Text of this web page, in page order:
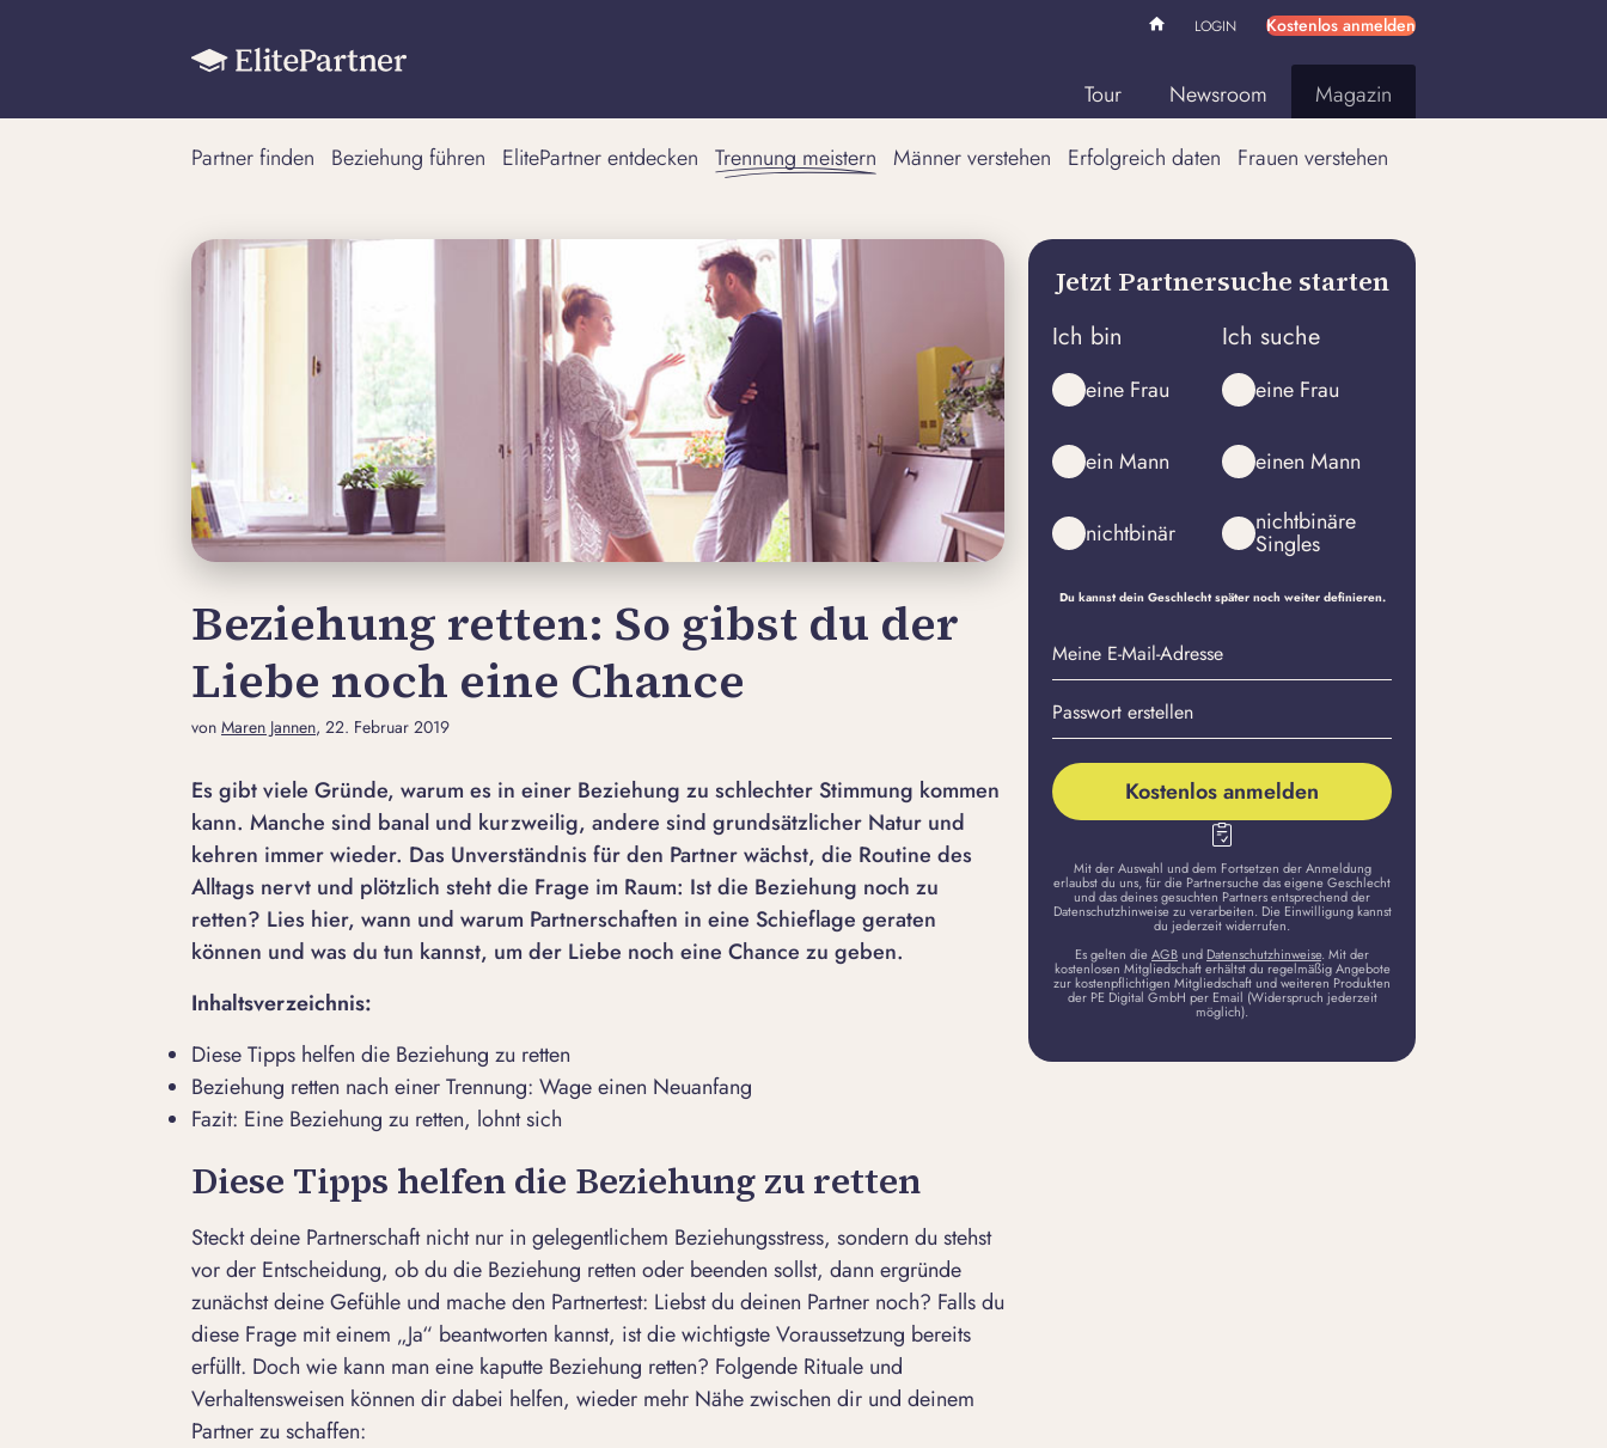
LOGIN Kostenlos anmelden
Tour Newsroom Magazin
Partner finden Beziehung führen ElitePartner entdecken Trennung meistern Männer verstehen Erfolgreich daten Frauen verstehen
Beziehung retten: So gibst du der
Liebe noch eine Chance
von Maren Jannen, 22. Februar 2019
Es gibt viele Gründe, warum es in einer Beziehung zu schlechter Stimmung kommen
kann. Manche sind banal und kurzweilig, andere sind grundsätzlicher Natur und
kehren immer wieder. Das Unverständnis für den Partner wächst, die Routine des
Alltags nervt und plötzlich steht die Frage im Raum: Ist die Beziehung noch zu
retten? Lies hier, wann und warum Partnerschaften in eine Schieflage geraten
können und was du tun kannst, um der Liebe noch eine Chance zu geben.
Inhaltsverzeichnis:
Diese Tipps helfen die Beziehung zu retten
Beziehung retten nach einer Trennung: Wage einen Neuanfang
Fazit: Eine Beziehung zu retten, lohnt sich
Diese Tipps helfen die Beziehung zu retten
Steckt deine Partnerschaft nicht nur in gelegentlichem Beziehungsstress, sondern du stehst
vor der Entscheidung, ob du die Beziehung retten oder beenden sollst, dann ergründe
zunächst deine Gefühle und mache den Partnertest: Liebst du deinen Partner noch? Falls du
diese Frage mit einem „Ja“ beantworten kannst, ist die wichtigste Voraussetzung bereits
erfüllt. Doch wie kann man eine kaputte Beziehung retten? Folgende Rituale und
Verhaltensweisen können dir dabei helfen, wieder mehr Nähe zwischen dir und deinem
Partner zu schaffen:
Jetzt Partnersuche starten
Ich bin
eine Frau
ein Mann
nichtbinär
Ich suche
eine Frau
einen Mann
nichtbinäre
Singles
Du kannst dein Geschlecht später noch weiter definieren.
Meine
E-
Mail-
Adresse
Passwort
erstellen
Kostenlos anmelden
Mit der Auswahl und dem Fortsetzen der Anmeldung
erlaubst du uns, für die Partnersuche das eigene Geschlecht
und das deines gesuchten Partners entsprechend der
Datenschutzhinweise zu verarbeiten. Die Einwilligung kannst
du jederzeit widerrufen.
Es gelten dieAGBund Datenschutzhinweise. Mit der
kostenlosen Mitgliedschaft erhältst du regelmäßig Angebote
zur kostenpflichtigen Mitgliedschaft und weiteren Produkten
der PE Digital GmbH per Email (Widerspruch jederzeit
möglich).